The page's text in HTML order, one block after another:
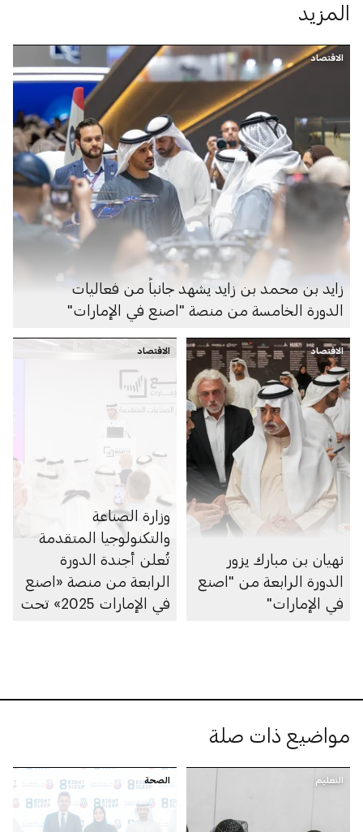
المزيد
الاقتصاد
زايد بن محمد بن زايد يشهد جانباً من فعاليات
الدورة الخامسة من منصة "اصنع في الإمارات"
الاقتصاد
نهيان بن مبارك يزور
الدورة الرابعة من "اصنع
في الإمارات"
الاقتصاد
وزارة الصناعة
والتكنولوجيا المتقدمة
تُعلن أجندة الدورة
الرابعة من منصة «اصنع
في الإمارات 2025» تحت
مواضيع ذات صلة
التعليم الصحة